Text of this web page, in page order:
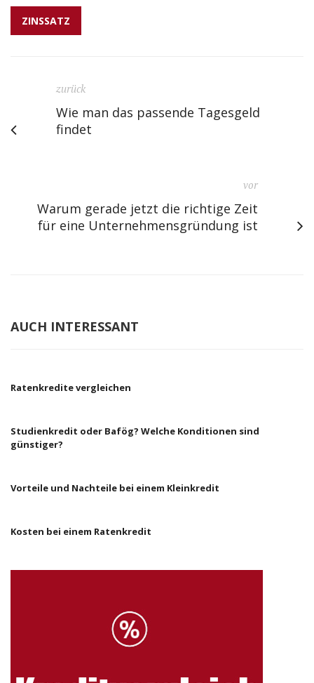
ZINSSATZ
zurück
Wie man das passende Tagesgeld
findet
vor
Warum gerade jetzt die richtige Zeit
für eine Unternehmensgründung ist
AUCH INTERESSANT
Ratenkredite vergleichen
Studienkredit oder Bafög? Welche Konditionen sind
günstiger?
Vorteile und Nachteile bei einem Kleinkredit
Kosten bei einem Ratenkredit